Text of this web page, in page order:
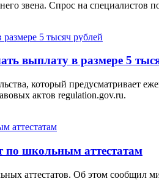
звена. Спрос на специалистов
выплату в размере 5
который предусматривает
актов regulation.gov.ru.
по школьным аттестатам
аттестатов. Об этом сообщил